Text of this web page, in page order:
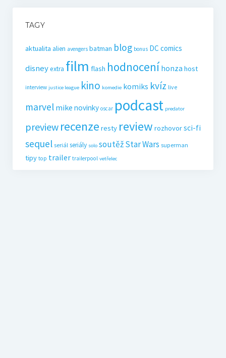
TAGY
aktualita alien avengers batman blog bonus DC comics
disneyextra film flash hodnocení honza host
interview justice league kino komedie komiks kvíz live
marvel mike novinky oscar podcast predator
preview recenze resty review rozhovorsci-fi
sequel seriál seriály solo soutěžStar Wars superman
tipy top trailer trailerpool vetřelec